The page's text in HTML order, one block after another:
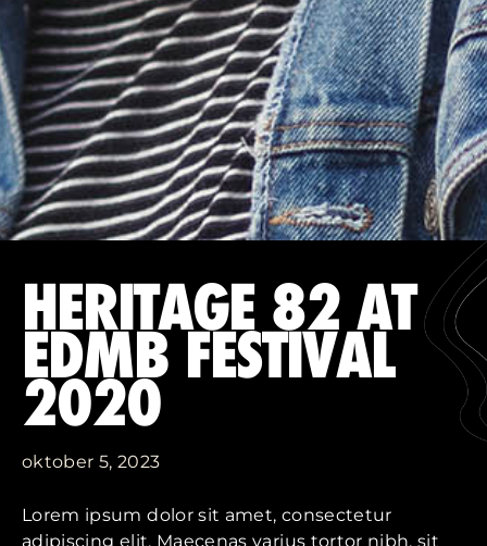
HERITAGE 82 AT
EDMB FESTIVAL
2020
oktober 5, 2023
Lorem ipsum dolor sit amet, consectetur
adipiscing elit. Maecenas varius tortor nibh, sit